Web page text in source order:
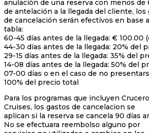
anulación de una reserva con menos de
de antelación a la llegada del cliente, los
de cancelación serán efectivos en base
tabla:
60-45 días antes de la llegada: € 100.00
44-30 días antes de la llegada: 20% del
29-15 días antes de la llegada: 35% del
14-08 días antes de la llegada: 50% del
07-00 días o en el caso de no
100% del precio total
Para los programas que incluyen
Cruises, los gastos de cancelacion se
aplican si la reserva se cancela 90 días
No se efectuara reembolso alguno por